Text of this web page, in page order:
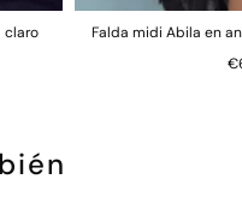
claro
Falda midi Abila en